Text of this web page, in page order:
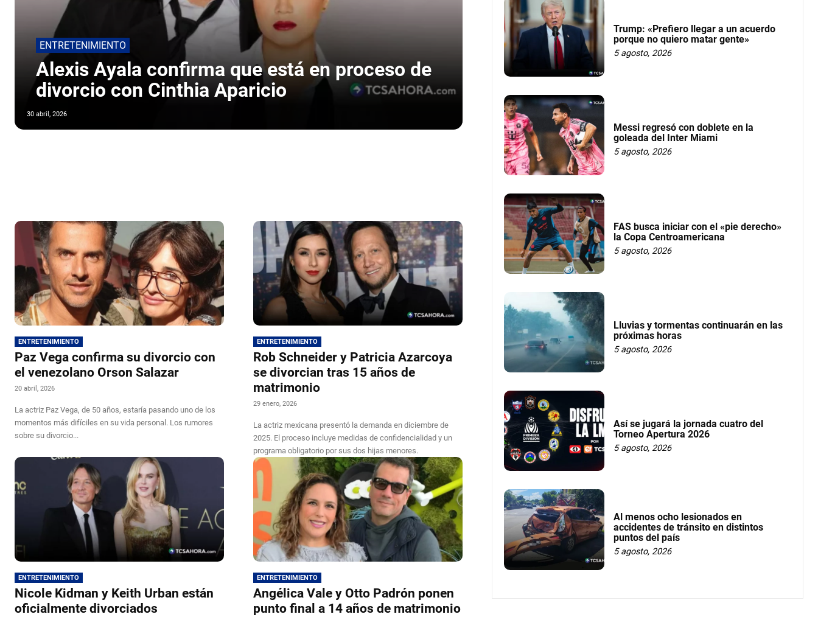
ENTRETENIMIENTO
Alexis Ayala confirma que está en proceso de
divorcio con Cinthia Aparicio
30 abril, 2026
ENTRETENIMIENTO
Paz Vega confirma su divorcio con
el venezolano Orson Salazar
20 abril, 2026
La actriz Paz Vega, de 50 años, estaría pasando uno de los
momentos más difíciles en su vida personal. Los rumores
sobre su divorcio...
ENTRETENIMIENTO
Rob Schneider y Patricia Azarcoya
se divorcian tras 15 años de
matrimonio
29 enero, 2026
La actriz mexicana presentó la demanda en diciembre de
2025. El proceso incluye medidas de confidencialidad y un
programa obligatorio por sus dos hijas menores.
ENTRETENIMIENTO
Nicole Kidman y Keith Urban están
oficialmente divorciados
ENTRETENIMIENTO
Angélica Vale y Otto Padrón ponen
punto final a 14 años de matrimonio
Trump: «Prefiero llegar a un acuerdo
porque no quiero matar gente»
5 agosto, 2026
Messi regresó con doblete en la
goleada del Inter Miami
5 agosto, 2026
FAS busca iniciar con el «pie derecho»
la Copa Centroamericana
5 agosto, 2026
Lluvias y tormentas continuarán en las
próximas horas
5 agosto, 2026
Así se jugará la jornada cuatro del
Torneo Apertura 2026
5 agosto, 2026
Al menos ocho lesionados en
accidentes de tránsito en distintos
puntos del país
5 agosto, 2026